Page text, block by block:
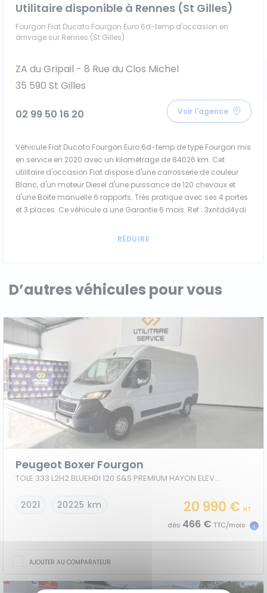
Utilitaire disponible à Rennes (St Gilles)
Fourgon Fiat Ducato Fourgon Euro 6d-temp d'occasion en
arrivage sur Rennes (St Gilles)
ZA du Gripail - 8 Rue du Clos Michel
35 590 St Gilles
02 99 50 16 20 Voir l'agence
Véhicule Fiat Ducato Fourgon Euro 6d-temp de type Fourgon mis
en service en 2020 avec un kilométrage de 84026 km. Cet
utilitaire d'occasion Fiat dispose d'une carrosserie de couleur
Blanc, d'un moteur Diesel d'une puissance de 120 chevaux et
d'une Boite manuelle 6 rapports. Très pratique avec ses 4 portes
et 3 places. Ce véhicule a une Garantie 6 mois. Ref : 3xntdd4ydi
D’autres véhicules pour vous
Peugeot Boxer Fourgon
TOLE 333 L2H2 BLUEHDI 120 S&S PREMIUM HAYON ELEVATEUR
2021 20225 km 20 990 € HT
dès 466 € TTC/mois
AJOUTER AU COMPARATEUR